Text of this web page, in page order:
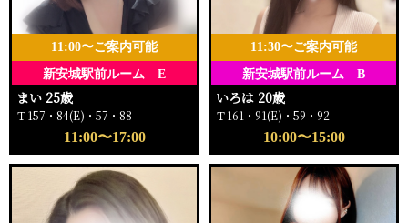
新安城駅前ルーム E
11:00〜ご案内可能
まい 25歳
Ｔ157・84(E)・57・88
11:00〜17:00
新安城駅前ルーム B
11:30〜ご案内可能
いろは 20歳
Ｔ161・91(E)・59・92
10:00〜15:00